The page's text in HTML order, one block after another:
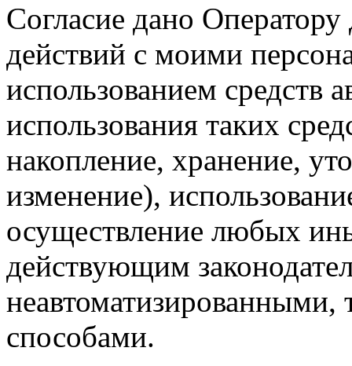
Согласие дано
действий с моими
использованием средств
использования таких
накопление, хранение,
изменение),
осуществление любых
действующим
неавтоматизированными,
способами.